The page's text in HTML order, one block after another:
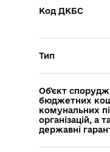
Код ДКБС
Тип
Об'єкт
бюджетних
комунальних
організацій, а
державні